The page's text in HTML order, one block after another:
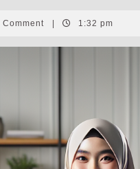
Comment 1:32 pm